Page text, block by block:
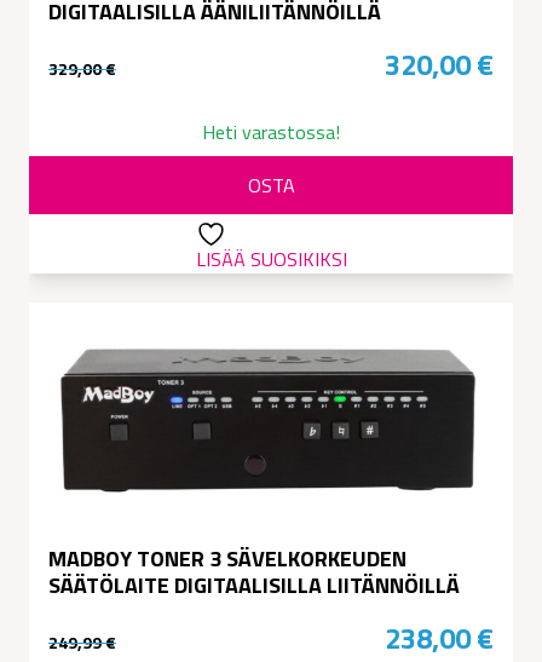
DIGITAALISILLA ÄÄNILIITÄNNÖILLÄ
329,00€
329,00 €.
320,00€
320,00 €.
Heti varastossa!
OSTA
LISÄÄ SUOSIKIKSI
MADBOY TONER 3 SÄVELKORKEUDEN
SÄÄTÖLAITE DIGITAALISILLA LIITÄNNÖILLÄ
249,99€ 238,00€